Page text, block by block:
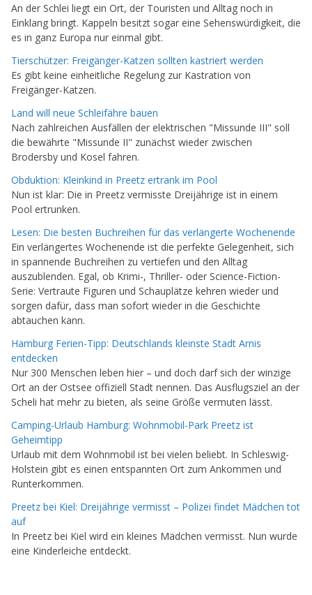
An der Schlei liegt ein Ort, der Touristen und Alltag noch in
Einklang bringt. Kappeln besitzt sogar eine Sehenswürdigkeit, die
es in ganz Europa nur einmal gibt.
Tierschützer: Freigänger-Katzen sollten kastriert werden
Es gibt keine einheitliche Regelung zur Kastration von
Freigänger-Katzen.
Land will neue Schleifähre bauen
Nach zahlreichen Ausfällen der elektrischen "Missunde III" soll
die bewährte "Missunde II" zunächst wieder zwischen
Brodersby und Kosel fahren.
Obduktion: Kleinkind in Preetz ertrank im Pool
Nun ist klar: Die in Preetz vermisste Dreijährige ist in einem
Pool ertrunken.
Lesen: Die besten Buchreihen für das verlängerte Wochenende
Ein verlängertes Wochenende ist die perfekte Gelegenheit, sich
in spannende Buchreihen zu vertiefen und den Alltag
auszublenden. Egal, ob Krimi-, Thriller- oder Science-Fiction-
Serie: Vertraute Figuren und Schauplätze kehren wieder und
sorgen dafür, dass man sofort wieder in die Geschichte
abtauchen kann.
Hamburg Ferien-Tipp: Deutschlands kleinste Stadt Arnis
entdecken
Nur 300 Menschen leben hier – und doch darf sich der winzige
Ort an der Ostsee offiziell Stadt nennen. Das Ausflugsziel an der
Scheli hat mehr zu bieten, als seine Größe vermuten lässt.
Camping-Urlaub Hamburg: Wohnmobil-Park Preetz ist
Geheimtipp
Urlaub mit dem Wohnmobil ist bei vielen beliebt. In Schleswig-
Holstein gibt es einen entspannten Ort zum Ankommen und
Runterkommen.
Preetz bei Kiel: Dreijährige vermisst – Polizei findet Mädchen tot
auf
In Preetz bei Kiel wird ein kleines Mädchen vermisst. Nun wurde
eine Kinderleiche entdeckt.